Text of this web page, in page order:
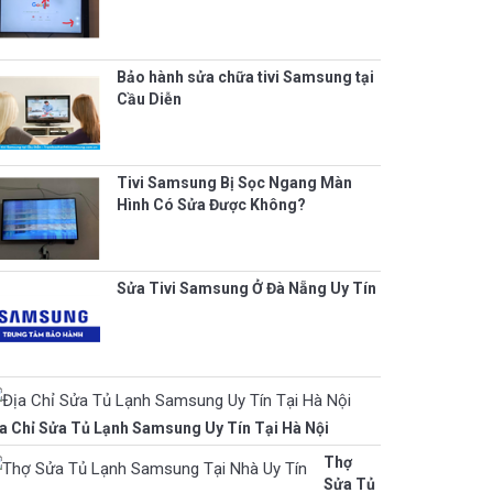
Bảo hành sửa chữa tivi Samsung tại
Cầu Diễn
Tivi Samsung Bị Sọc Ngang Màn
Hình Có Sửa Được Không?
Sửa Tivi Samsung Ở Đà Nẵng Uy Tín
Chỉ Sửa Tủ Lạnh Samsung Uy Tín Tại Hà Nội
Thợ
Sửa Tủ